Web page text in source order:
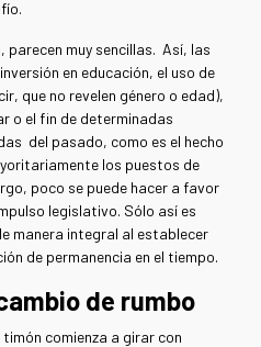
muy sencillas. Así, las
en educación, el uso de
que no revelen género o edad),
o el fin de determinadas
del pasado, como es el hecho
los puestos de
poco se puede hacer a favor
legislativo. Sólo así es
manera integral al establecer
de permanencia en el tiempo.
de rumbo
comienza a girar con